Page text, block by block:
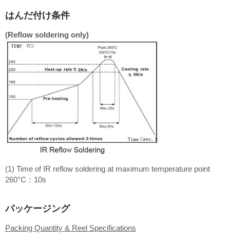
はんだ付け条件
(Reflow soldering only)
(1) Time of IR reflow soldering at maximum temperature point
260°C：10s
パッケージング
Packing Quantity & Reel Specifications